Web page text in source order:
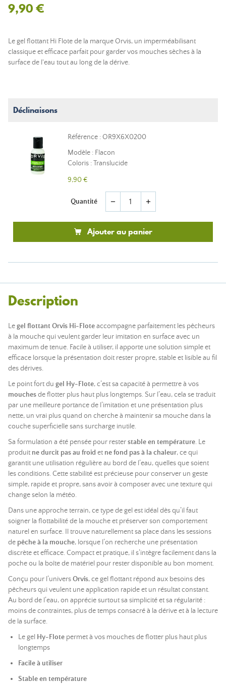
9,90 €
Le gel flottant Hi Flote de la marque Orvis, un imperméabilisant
classique et efficace parfait pour garder vos mouches sèches à la
surface de l'eau tout au long de la dérive.
Déclinaisons
Référence : OR9X6X0200
Modèle : Flacon
Coloris : Translucide
9,90 €
Quantité remove add
Ajouter au panier
Description
Legel flottant Orvis Hi-Floteaccompagne parfaitement les pêcheurs
à la mouche qui veulent garder leur imitation en surface avec un
maximum de tenue. Facile à utiliser, il apporte une solution simple et
efficace lorsque la présentation doit rester propre, stable et lisible au fil
des dérives.
Le point fort du gel Hy-Flote, c’est sa capacité à permettre à vos
mouchesde flotter plus haut plus longtemps. Sur l’eau, cela se traduit
par une meilleure portance de l’imitation et une présentation plus
nette, un vrai plus quand on cherche à maintenir sa mouche dans la
couche superficielle sans surcharge inutile.
Sa formulation a été pensée pour resterstable en température. Le
produit ne durcit pas au froid et ne fond pas à la chaleur, ce qui
garantit une utilisation régulière au bord de l’eau, quelles que soient
les conditions. Cette stabilité est précieuse pour conserver un geste
simple, rapide et propre, sans avoir à composer avec une texture qui
change selon la météo.
Dans une approche terrain, ce type de gel est idéal dès qu’il faut
soigner la flottabilité de la mouche et préserver son comportement
naturel en surface. Il trouve naturellement sa place dans les sessions
de pêche à la mouche, lorsque l’on recherche une présentation
discrète et efficace. Compact et pratique, il s’intègre facilement dans la
poche ou la boîte de matériel pour rester disponible au bon moment.
Conçu pour l’universOrvis, ce gel flottant répond aux besoins des
pêcheurs qui veulent une application rapide et un résultat constant.
Au bord de l’eau, on apprécie surtout sa simplicité et sa régularité :
moins de contraintes, plus de temps consacré à la dérive et à la lecture
de la surface.
Le gel Hy-Flote permet à vos mouches de flotter plus haut plus
longtemps
Facile à utiliser
Stable en température